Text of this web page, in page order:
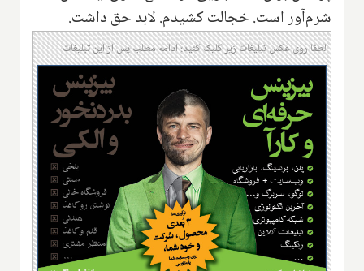
شرم‌آور است. خجالت کشیدم. لابد حق داشت.
لطفا روی عکس تبلیغات زیر کلیک کنید؛ ادامه مطلب پس از این تبلیغات